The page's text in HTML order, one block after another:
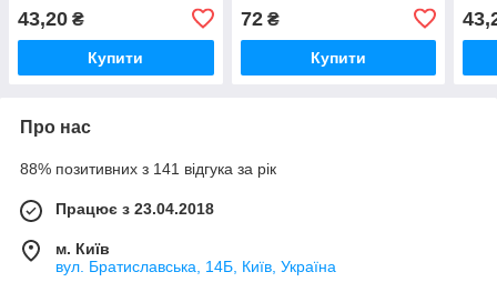
43,20 ₴
Купити
72₴
Купити
Про нас
88% позитивних з 141 відгука за рік
Працює з 23.04.2018
м. Київ
вул. Братиславська, 14Б, Київ, Україна